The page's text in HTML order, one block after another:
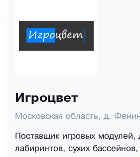
Игроцвет
Московская область, д.
Поставщик игровых модулей,
лабиринтов, сухих бассейнов,